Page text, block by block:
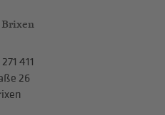
411
26